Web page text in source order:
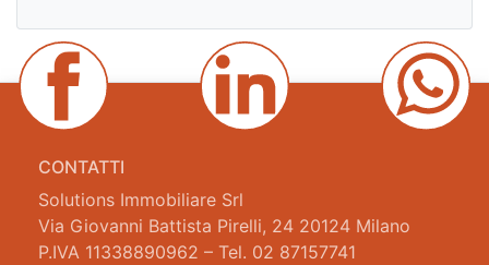
CONTATTI
Solutions Immobiliare Srl
Via Giovanni Battista Pirelli, 24 20124 Milano
P.IVA 11338890962 – Tel. 02 87157741